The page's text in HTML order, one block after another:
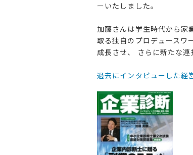
ーいたしました。
加藤さんは学生時代から家
取る独自のプロデュースワ
成長させ、 さらに新たな連
過去にインタビューした経